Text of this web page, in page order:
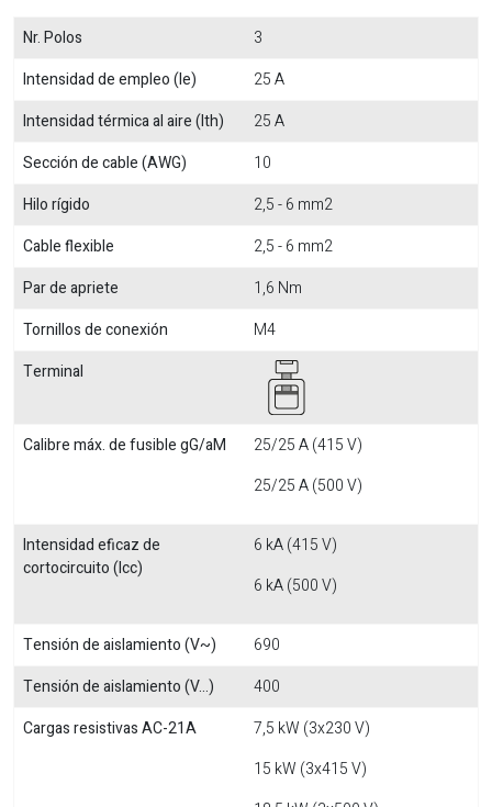
Nr. Polos
3
Intensidad de empleo (Ie)
25 A
Intensidad térmica al aire (Ith)
25 A
Sección de cable (AWG)
10
Hilo rígido
2,5 - 6 mm2
Cable flexible
2,5 - 6 mm2
Par de apriete
1,6 Nm
Tornillos de conexión
M4
Terminal
Calibre máx. de fusible gG/aM
25/25 A (415 V)
25/25 A (500 V)
Intensidad eficaz de
cortocircuito (Icc)
6 kA (415 V)
6 kA (500 V)
Tensión de aislamiento (V~)
690
Tensión de aislamiento (V...)
400
Cargas resistivas AC-21A
7,5 kW (3x230 V)
15 kW (3x415 V)